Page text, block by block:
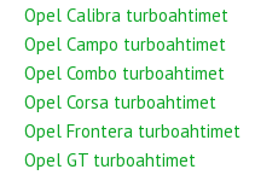
Opel Calibra turboahtimet
Opel Campo turboahtimet
Opel Combo turboahtimet
Opel Corsa turboahtimet
Opel Frontera turboahtimet
Opel GT turboahtimet